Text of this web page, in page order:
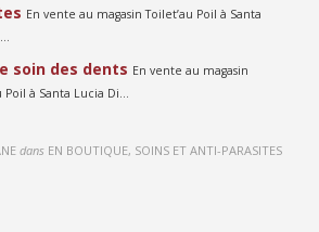
En vente au magasin Toilet’au Poil à Santa
soin des dents En vente au magasin
Poil à Santa Lucia Di...
dans EN BOUTIQUE, SOINS ET ANTI-PARASITES